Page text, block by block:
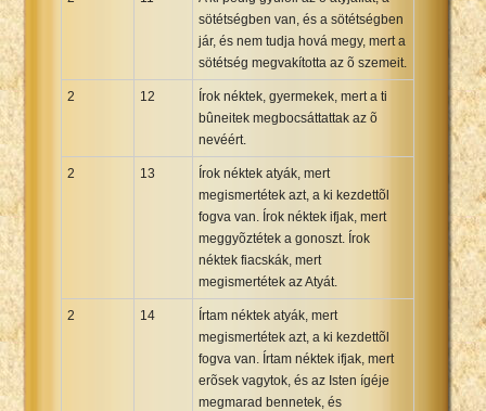
sötétségben van, és a sötétségben
jár, és nem tudja hová megy, mert a
sötétség megvakította az õ szemeit.
2 12
Írok néktek, gyermekek, mert a ti
bûneitek megbocsáttattak az õ
nevéért.
2 13
Írok néktek atyák, mert
megismertétek azt, a ki kezdettõl
fogva van. Írok néktek ifjak, mert
meggyõztétek a gonoszt. Írok
néktek fiacskák, mert
megismertétek az Atyát.
2 14
Írtam néktek atyák, mert
megismertétek azt, a ki kezdettõl
fogva van. Írtam néktek ifjak, mert
erõsek vagytok, és az Isten ígéje
megmarad bennetek, és